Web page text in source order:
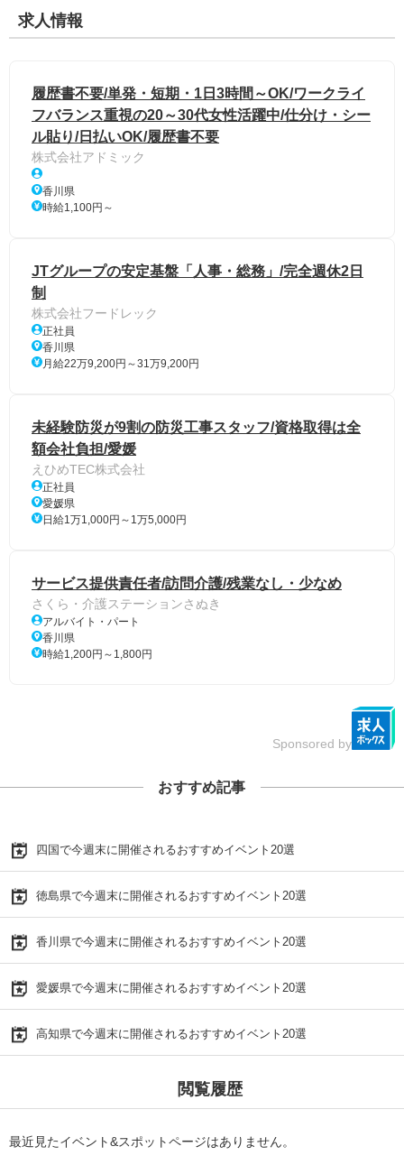
求人情報
履歴書不要/単発・短期・1日3時間～OK/ワークライ
フバランス重視の20～30代女性活躍中/仕分け・シー
ル貼り/日払いOK/履歴書不要
株式会社アドミック
香川県
時給1,100円～
JTグループの安定基盤「人事・総務」/完全週休2日
制
株式会社フードレック
正社員
香川県
月給22万9,200円～31万9,200円
未経験防災が9割の防災工事スタッフ/資格取得は全
額会社負担/愛媛
えひめTEC株式会社
正社員
愛媛県
日給1万1,000円～1万5,000円
サービス提供責任者/訪問介護/残業なし・少なめ
さくら・介護ステーションさぬき
アルバイト・パート
香川県
時給1,200円～1,800円
Sponsored by
おすすめ記事
四国で今週末に開催されるおすすめイベント20選
徳島県で今週末に開催されるおすすめイベント20選
香川県で今週末に開催されるおすすめイベント20選
愛媛県で今週末に開催されるおすすめイベント20選
高知県で今週末に開催されるおすすめイベント20選
閲覧履歴
最近見たイベント&スポットページはありません。